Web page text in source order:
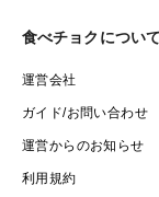
食べチョクについて
運営会社
ガイド/お問い合わせ
運営からのお知らせ
利用規約